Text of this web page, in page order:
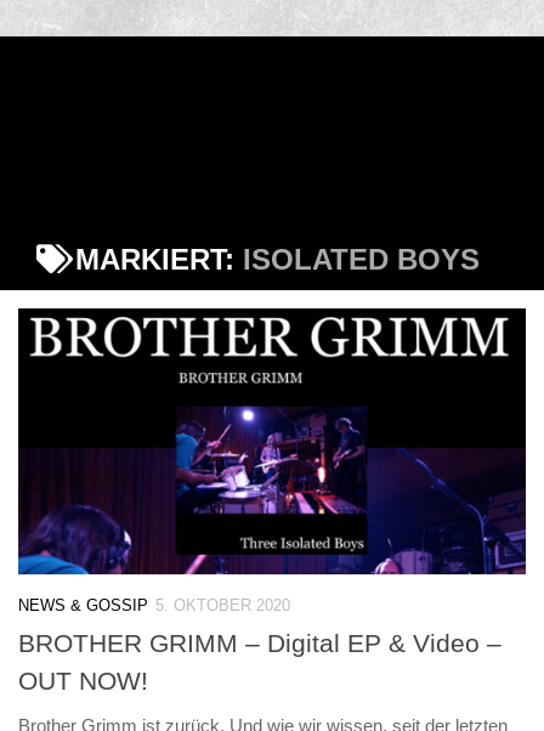
MARKIERT: ISOLATED BOYS
NEWS & GOSSIP 5. OKTOBER 2020
BROTHER GRIMM – Digital EP & Video –
OUT NOW!
Brother Grimm ist zurück. Und wie wir wissen, seit der letzten